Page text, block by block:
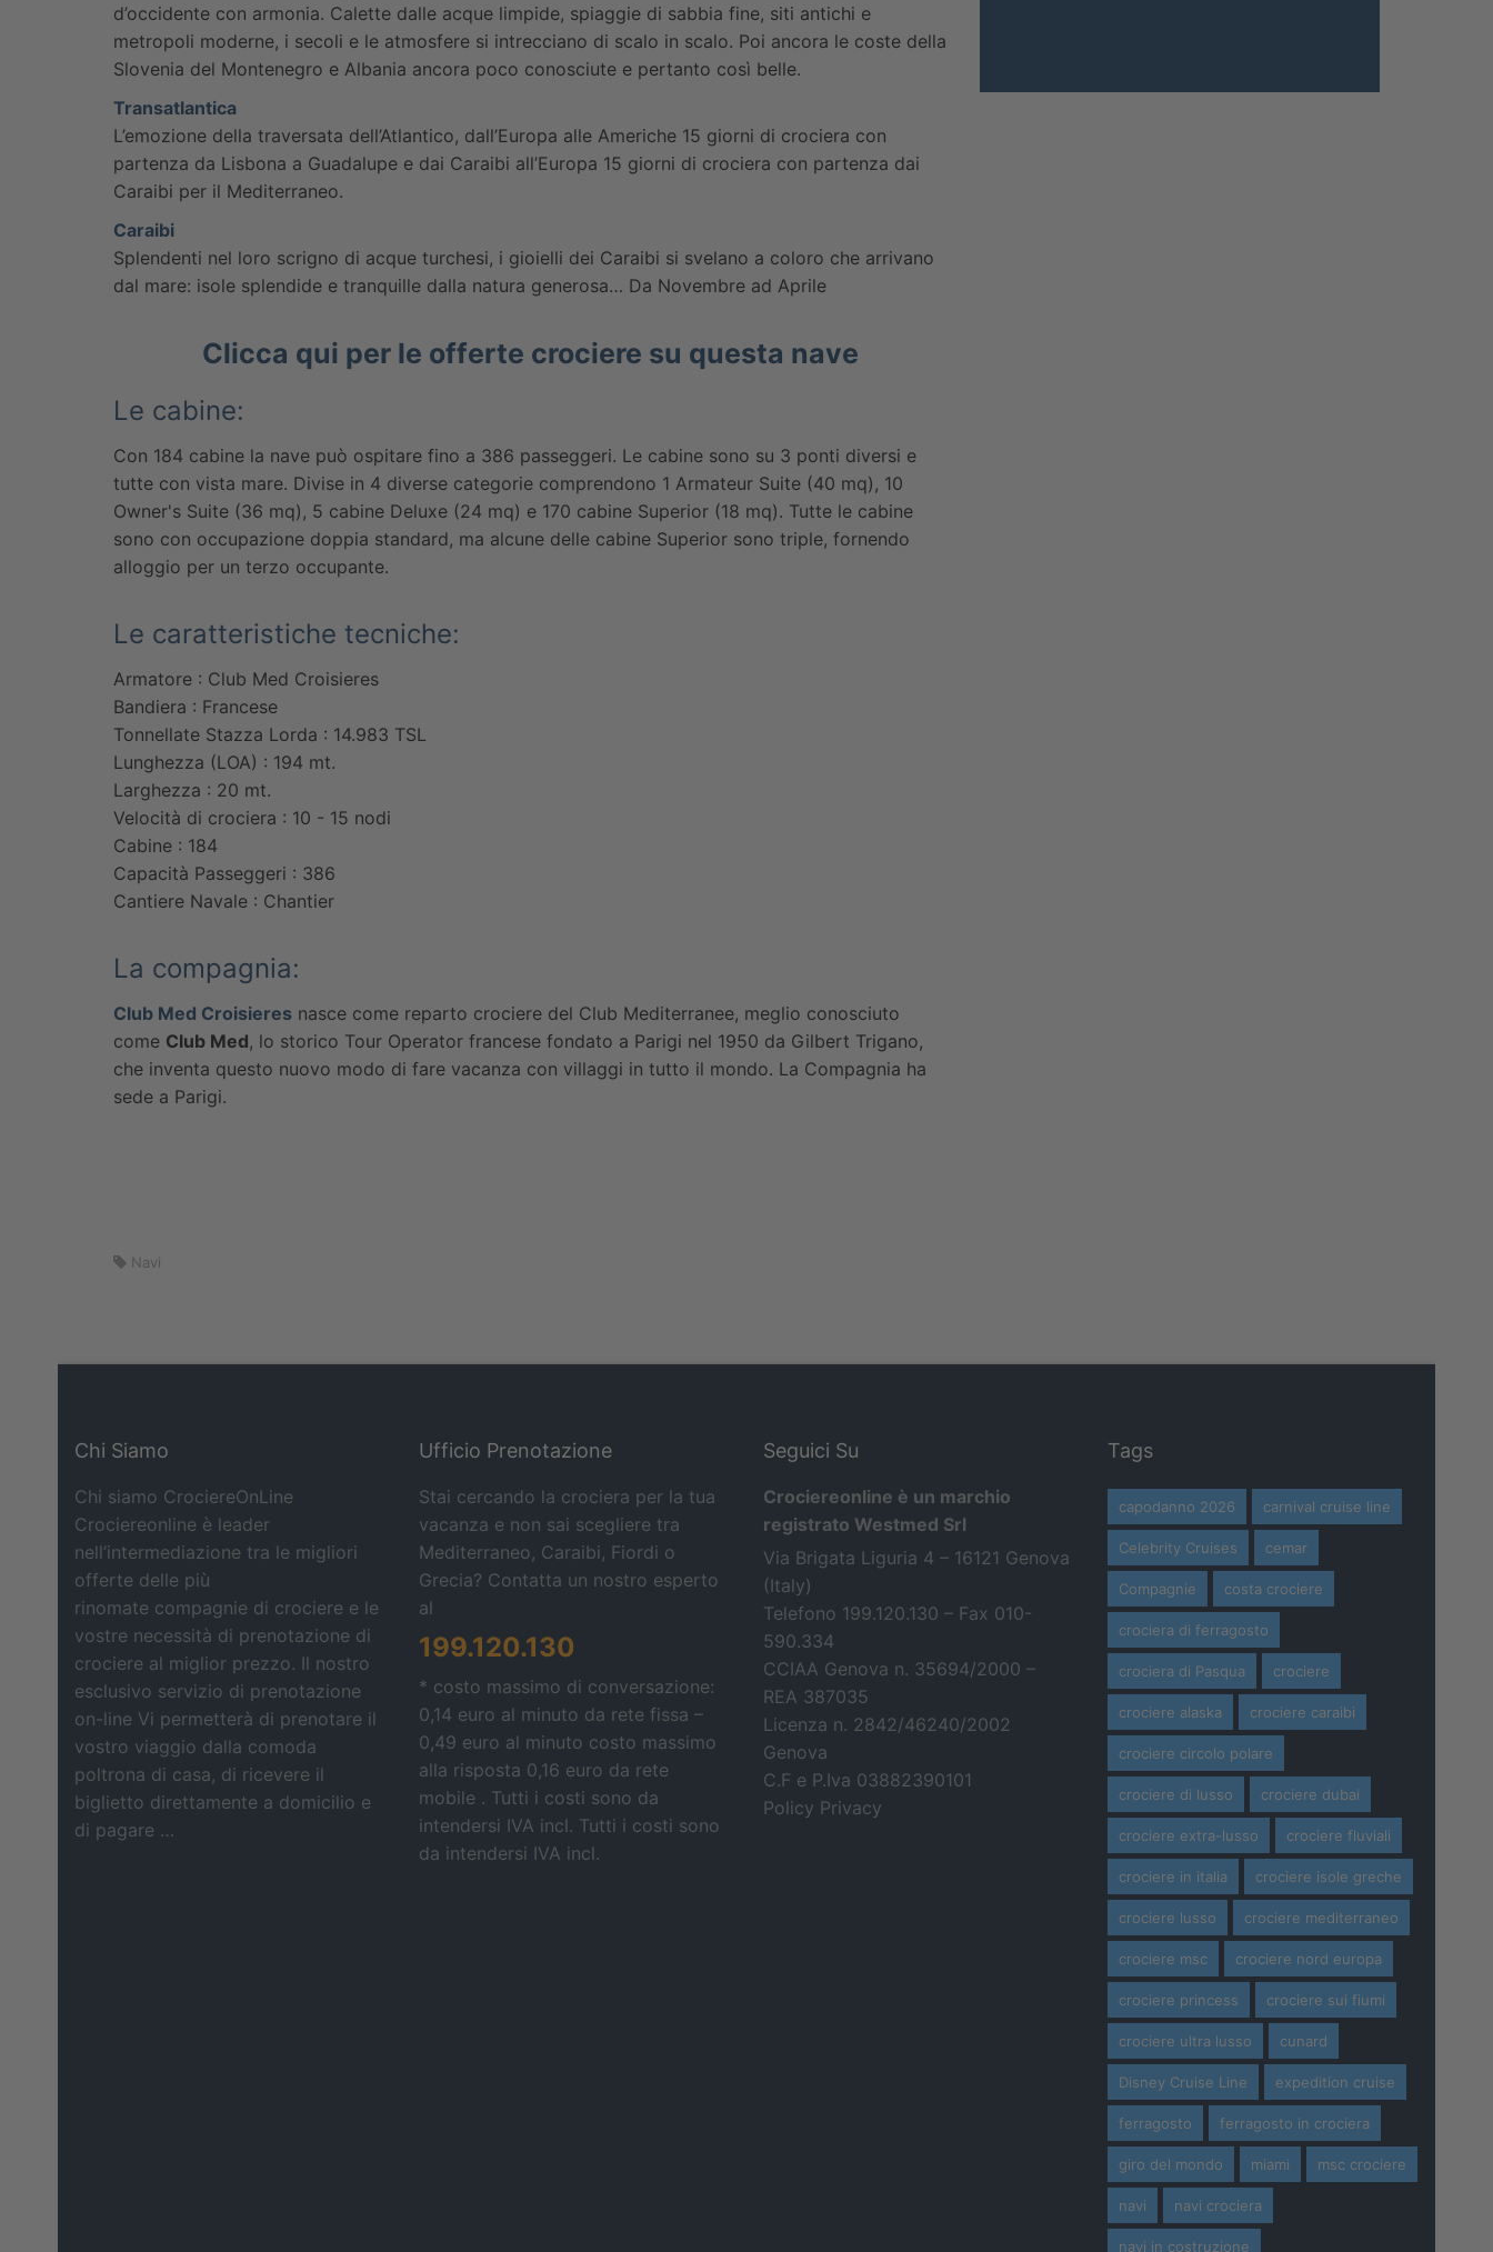
d’occidente con armonia. Calette dalle acque limpide, spiaggie di sabbia fine, siti antichi e
metropoli moderne, i secoli e le atmosfere si intrecciano di scalo in scalo. Poi ancora le coste della
Slovenia del Montenegro e Albania ancora poco conosciute e pertanto così belle.
Transatlantica
L’emozione della traversata dell’Atlantico, dall’Europa alle Americhe 15 giorni di crociera con
partenza da Lisbona a Guadalupe e dai Caraibi all’Europa 15 giorni di crociera con partenza dai
Caraibi per il Mediterraneo.
Caraibi
Splendenti nel loro scrigno di acque turchesi, i gioielli dei Caraibi si svelano a coloro che arrivano
dal mare: isole splendide e tranquille dalla natura generosa… Da Novembre ad Aprile
Clicca qui per le offerte crociere su questa nave
Le cabine:
Con 184 cabine la nave può ospitare fino a 386 passeggeri. Le cabine sono su 3 ponti diversi e
tutte con vista mare. Divise in 4 diverse categorie comprendono 1 Armateur Suite (40 mq), 10
Owner's Suite (36 mq), 5 cabine Deluxe (24 mq) e 170 cabine Superior (18 mq). Tutte le cabine
sono con occupazione doppia standard, ma alcune delle cabine Superior sono triple, fornendo
alloggio per un terzo occupante.
Le caratteristiche tecniche:
Armatore : Club Med Croisieres
Bandiera : Francese
Tonnellate Stazza Lorda : 14.983 TSL
Lunghezza (LOA) : 194 mt.
Larghezza : 20 mt.
Velocità di crociera : 10 - 15 nodi
Cabine : 184
Capacità Passeggeri : 386
Cantiere Navale : Chantier
La compagnia:
Club Med Croisieres nasce come reparto crociere del Club Mediterranee, meglio conosciuto
come Club Med, lo storico Tour Operator francese fondato a Parigi nel 1950 da Gilbert Trigano,
che inventa questo nuovo modo di fare vacanza con villaggi in tutto il mondo. La Compagnia ha
sede a Parigi.
Navi
Chi Siamo
Chi siamo CrociereOnLine
Crociereonline è leader
nell’intermediazione tra le migliori
offerte delle più
rinomate compagnie di crociere e le
vostre necessità di prenotazione di
crociere al miglior prezzo. Il nostro
esclusivo servizio di prenotazione
on-line Vi permetterà di prenotare il
vostro viaggio dalla comoda
poltrona di casa, di ricevere il
biglietto direttamente a domicilio e
di pagare …
Ufficio Prenotazione
Stai cercando la crociera per la tua
vacanza e non sai scegliere tra
Mediterraneo, Caraibi, Fiordi o
Grecia? Contatta un nostro esperto
al
199.120.130
* costo massimo di conversazione:
0,14 euro al minuto da rete fissa –
0,49 euro al minuto costo massimo
alla risposta 0,16 euro da rete
mobile . Tutti i costi sono da
intendersi IVA incl. Tutti i costi sono
da intendersi IVA incl.
Seguici Su
Crociereonline è un marchio
registrato Westmed Srl
Via Brigata Liguria 4 – 16121 Genova
(Italy)
Telefono 199.120.130 – Fax 010-
590.334
CCIAA Genova n. 35694/2000 –
REA 387035
Licenza n. 2842/46240/2002
Genova
C.F e P.Iva 03882390101
Policy Privacy
Tags
capodanno 2026 carnival cruise line
Celebrity Cruises cemar
Compagnie costa crociere
crociera di ferragosto
crociera di Pasqua crociere
crociere alaska crociere caraibi
crociere circolo polare
crociere di lusso crociere dubai
crociere extra-lusso crociere fluviali
crociere in italia crociere isole greche
crociere lusso crociere mediterraneo
crociere msc crociere nord europa
crociere princess crociere sui fiumi
crociere ultra lusso cunard
Disney Cruise Line expedition cruise
ferragosto ferragosto in crociera
giro del mondo miami msc crociere
navi navi crociera
navi in costruzione